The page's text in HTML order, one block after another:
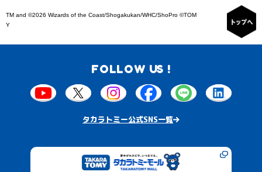
TM and ©2026 Wizards of the Coast/Shogakukan/WHC/ShoPro ©TOM
Y
FOLLOW US !
タカラトミー公式SNS一覧